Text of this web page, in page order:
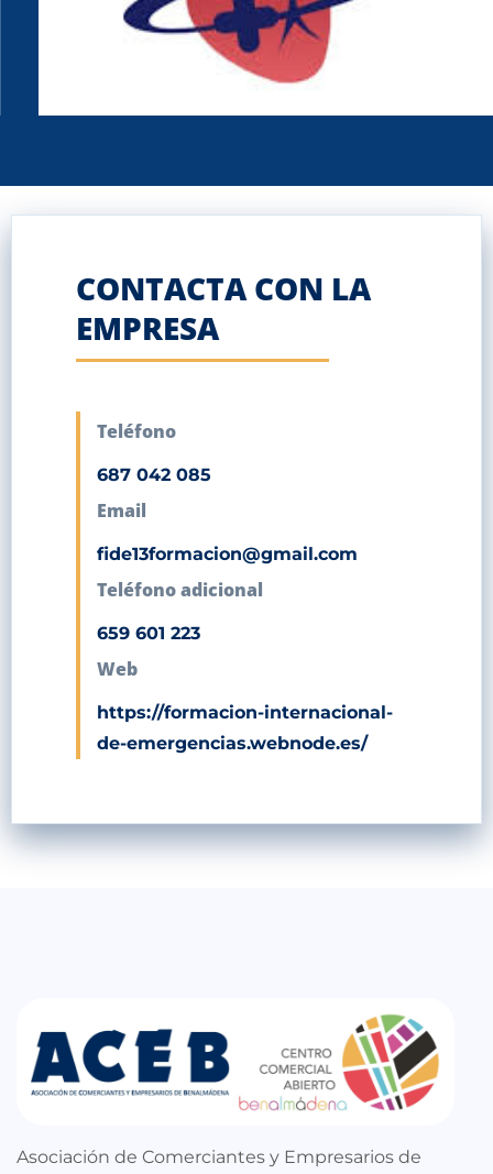
CONTACTA CON LA
EMPRESA
Teléfono
687 042 085
Email
fide13formacion@gmail.com
Teléfono adicional
659 601 223
Web
https://formacion-internacional-
de-emergencias.webnode.es/
Asociación de Comerciantes y Empresarios de